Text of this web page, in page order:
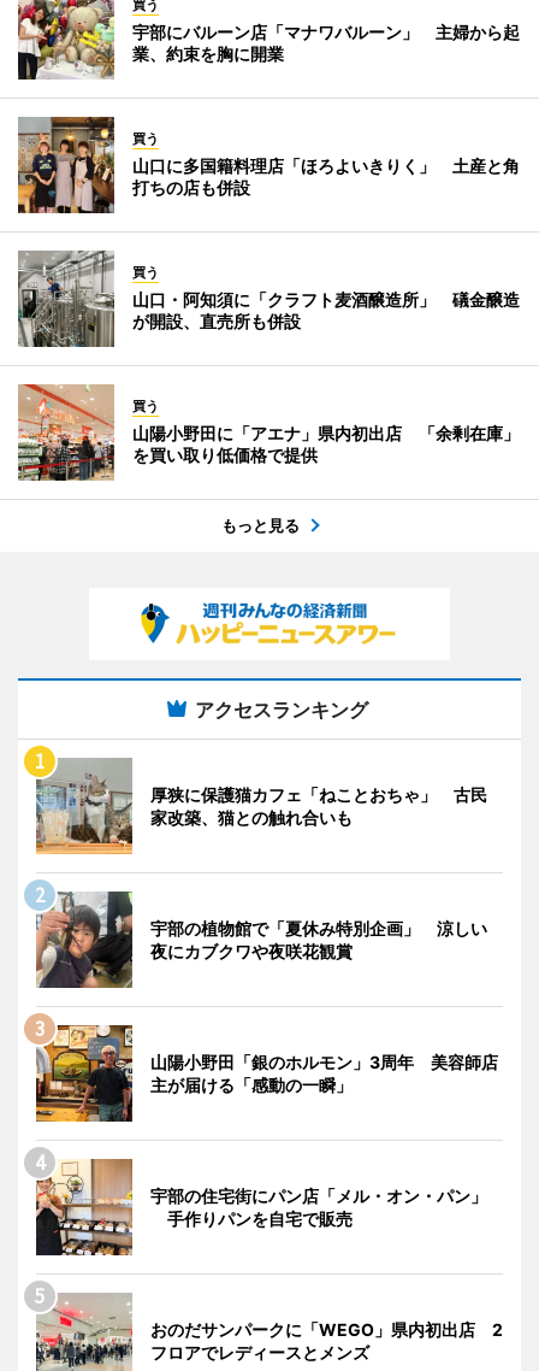
買う
宇部にバルーン店「マナワバルーン」 主婦から起
業、約束を胸に開業
買う
山口に多国籍料理店「ほろよいきりく」 土産と角
打ちの店も併設
買う
山口・阿知須に「クラフト麦酒醸造所」 礒金醸造
が開設、直売所も併設
買う
山陽小野田に「アエナ」県内初出店 「余剰在庫」
を買い取り低価格で提供
もっと見る
アクセスランキング
厚狭に保護猫カフェ「ねことおちゃ」 古民
家改築、猫との触れ合いも
宇部の植物館で「夏休み特別企画」 涼しい
夜にカブクワや夜咲花観賞
山陽小野田「銀のホルモン」3周年 美容師店
主が届ける「感動の一瞬」
宇部の住宅街にパン店「メル・オン・パン」
手作りパンを自宅で販売
おのだサンパークに「WEGO」県内初出店 2
フロアでレディースとメンズ